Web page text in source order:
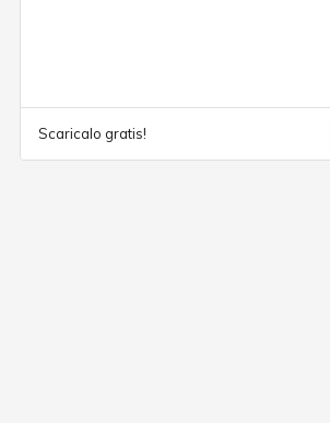
Scaricalo gratis!